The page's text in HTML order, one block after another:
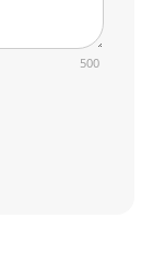
500